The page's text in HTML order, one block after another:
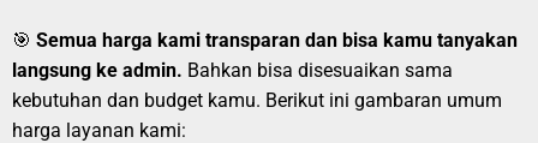
🎯 Semua harga kami transparan dan bisa kamu tanyakan
langsung ke admin. Bahkan bisa disesuaikan sama
kebutuhan dan budget kamu. Berikut ini gambaran umum
harga layanan kami: